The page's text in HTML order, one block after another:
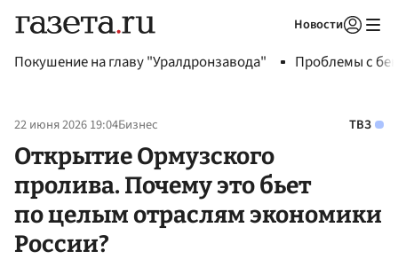
Новости
Покушение на главу "Уралдронзавода" Проблемы с
22 июня 2026 19:04Бизнес ТВЗ
Открытие Ормузского
пролива. Почему это бьет
по целым отраслям экономики
России?